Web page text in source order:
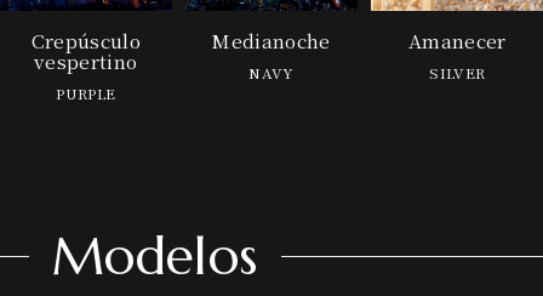
Crepúsculo
vespertino
PURPLE
Medianoche
NAVY
Amanecer
SILVER
Modelos